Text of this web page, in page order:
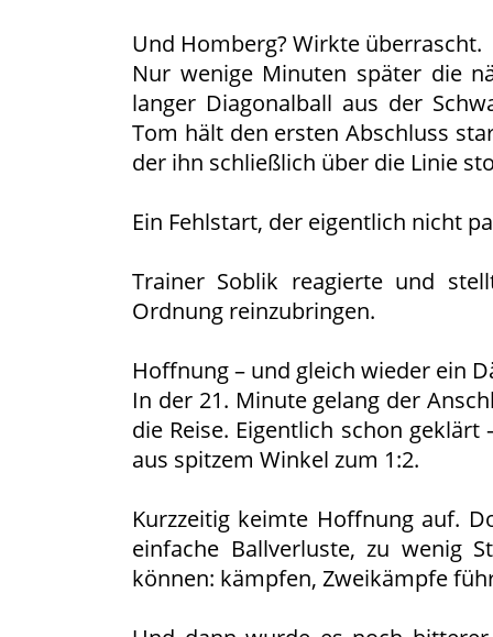
Und Homberg? Wirkte überrascht.
Nur wenige Minuten später die
langer Diagonalball aus der
Tom hält den ersten Abschluss
der ihn schließlich über die Linie
Ein Fehlstart, der eigentlich nicht
Trainer Soblik reagierte und
Ordnung reinzubringen.
Hoffnung – und gleich wieder ein
In der 21. Minute gelang der
die Reise. Eigentlich schon
aus spitzem Winkel zum 1:2.
Kurzzeitig keimte Hoffnung auf.
einfache Ballverluste, zu wenig
können: kämpfen, Zweikämpfe